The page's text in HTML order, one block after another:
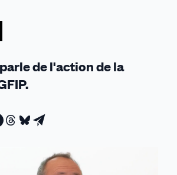
de l'action de la
Partager
Threads
Partager
Bluesky
Partager
email